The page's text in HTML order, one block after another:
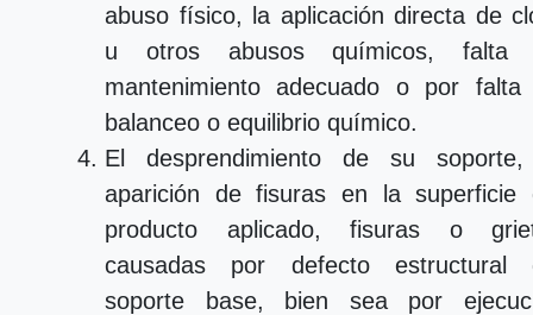
abuso físico, la aplicación directa de
u otros abusos químicos, falta
mantenimiento adecuado o por falta
balanceo o equilibrio químico.
El desprendimiento de su
aparición de fisuras en la superficie
producto aplicado, fisuras o
causadas por defecto estructural
soporte base, bien sea por